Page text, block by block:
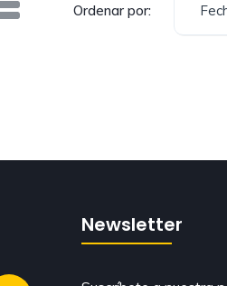
Ordenar por:
Newsletter